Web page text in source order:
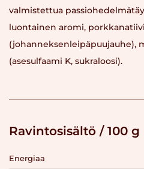
valmistettua
luontainen aromi,
(johanneksenleipäpuujauhe),
(asesulfaami K, sukraloosi).
Ravintosisältö / 100 g
Energiaa